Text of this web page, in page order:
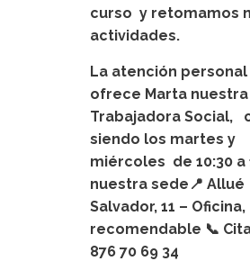
curso y retomamos
actividades.
La atención personal
ofrece Marta nuestra
Trabajadora Social,
siendo los martes y
miércoles de 10:30 a
nuestra sede 📍 Allué
Salvador, 11 – Oficina,
recomendable 📞
876 70 69 34